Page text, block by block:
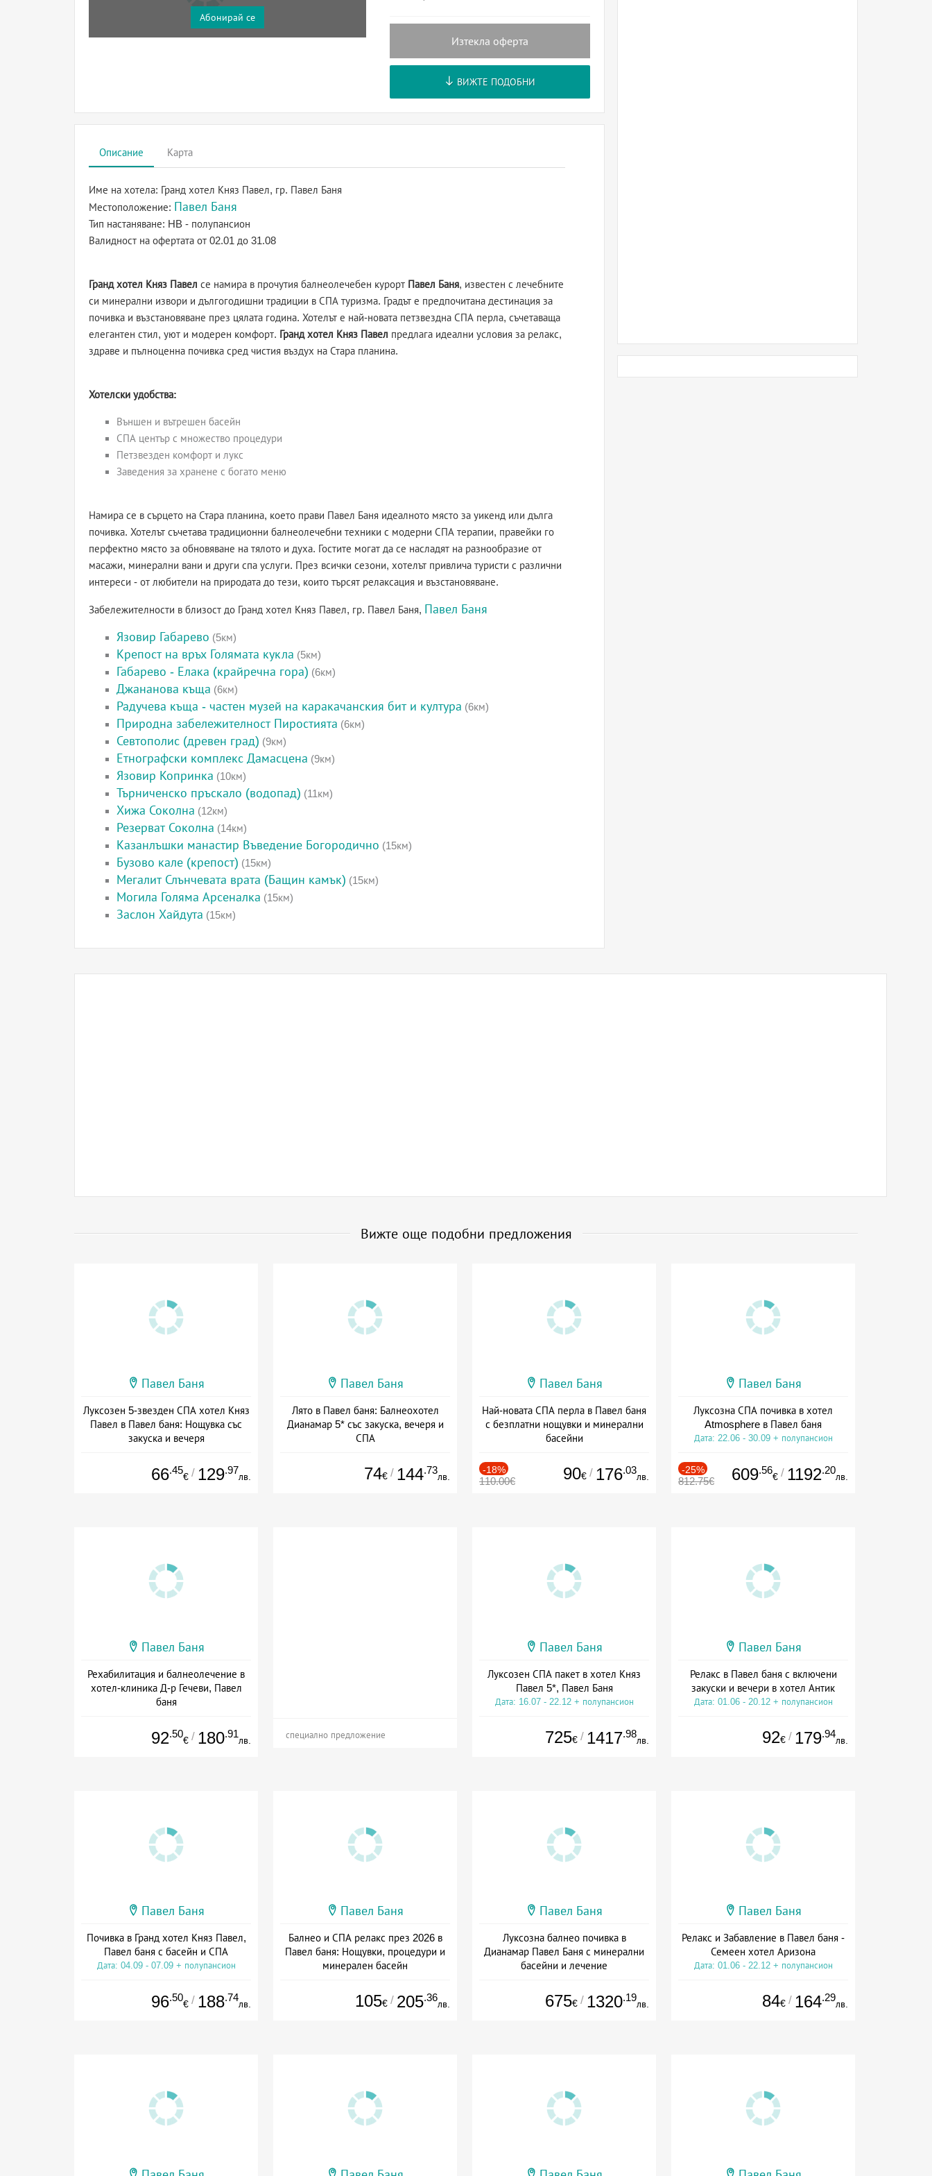
Абонирай се
Изтекла оферта
ВИЖТЕ ПОДОБНИ
Описание Карта
Име на хотела: Гранд хотел Княз Павел, гр. Павел Баня
Местоположение: Павел Баня
Тип настаняване: HB - полупансион
Валидност на офертата от 02.01 до 31.08
Гранд хотел Княз Павел се намира в прочутия балнеолечебен курорт Павел Баня, известен с лечебните
си минерални извори и дългогодишни традиции в СПА туризма. Градът е предпочитана дестинация за
почивка и възстановяване през цялата година. Хотелът е най-новата петзвездна СПА перла, съчетаваща
елегантен стил, уют и модерен комфорт. Гранд хотел Княз Павел предлага идеални условия за релакс,
здраве и пълноценна почивка сред чистия въздух на Стара планина.
Хотелски удобства:
Външен и вътрешен басейн
СПА център с множество процедури
Петзвезден комфорт и лукс
Заведения за хранене с богато меню
Намира се в сърцето на Стара планина, което прави Павел Баня идеалното място за уикенд или дълга
почивка. Хотелът съчетава традиционни балнеолечебни техники с модерни СПА терапии, правейки го
перфектно място за обновяване на тялото и духа. Гостите могат да се насладят на разнообразие от
масажи, минерални вани и други спа услуги. През всички сезони, хотелът привлича туристи с различни
интереси - от любители на природата до тези, които търсят релаксация и възстановяване.
Забележителности в близост до Гранд хотел Княз Павел, гр. Павел Баня, Павел Баня
Язовир Габарево (5км)
Крепост на връх Голямата кукла (5км)
Габарево - Елака (крайречна гора) (6км)
Джананова къща (6км)
Радучева къща - частен музей на каракачанския бит и култура (6км)
Природна забележителност Пиростията (6км)
Севтополис (древен град) (9км)
Етнографски комплекс Дамасцена (9км)
Язовир Копринка (10км)
Търниченско пръскало (водопад) (11км)
Хижа Соколна (12км)
Резерват Соколна (14км)
Казанлъшки манастир Въведение Богородично (15км)
Бузово кале (крепост) (15км)
Мегалит Слънчевата врата (Бащин камък) (15км)
Могила Голяма Арсеналка (15км)
Заслон Хайдута (15км)
Вижте още подобни предложения
Павел Баня
Луксозен 5-звезден СПА хотел Княз
Павел в Павел баня: Нощувка със
закуска и вечеря
66.45
€ / 129.97
лв.
Павел Баня
Лято в Павел баня: Балнеохотел
Дианамар 5* със закуска, вечеря и
СПА
74€ / 144.73
лв.
Павел Баня
Най-новата СПА перла в Павел баня
с безплатни нощувки и минерални
басейни
-18%
110.00€ 90€ / 176.03
лв.
Павел Баня
Луксозна СПА почивка в хотел
Atmosphere в Павел баня
Дата: 22.06 - 30.09 + полупансион
-25%
812.75€ 609.56
€ / 1192.20
лв.
Павел Баня
Рехабилитация и балнеолечение в
хотел-клиника Д-р Гечеви, Павел
баня
92.50
€ / 180.91
лв. специално предложение
Павел Баня
Луксозен СПА пакет в хотел Княз
Павел 5*, Павел Баня
Дата: 16.07 - 22.12 + полупансион
725€ / 1417.98
лв.
Павел Баня
Релакс в Павел баня с включени
закуски и вечери в хотел Антик
Дата: 01.06 - 20.12 + полупансион
92€ / 179.94
лв.
Павел Баня
Почивка в Гранд хотел Княз Павел,
Павел баня с басейн и СПА
Дата: 04.09 - 07.09 + полупансион
96.50
€ / 188.74
лв.
Павел Баня
Балнео и СПА релакс през 2026 в
Павел баня: Нощувки, процедури и
минерален басейн
105€ / 205.36
лв.
Павел Баня
Луксозна балнео почивка в
Дианамар Павел Баня с минерални
басейни и лечение
675€ / 1320.19
лв.
Павел Баня
Релакс и Забавление в Павел баня -
Семеен хотел Аризона
Дата: 01.06 - 22.12 + полупансион
84€ / 164.29
лв.